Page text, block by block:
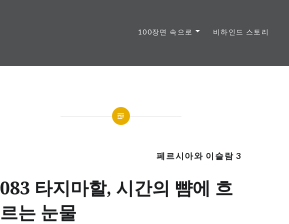
100장면 속으로 비하인드 스토리
페르시아와 이슬람 3
083 타지마할, 시간의 뺨에 흐
르는 눈물